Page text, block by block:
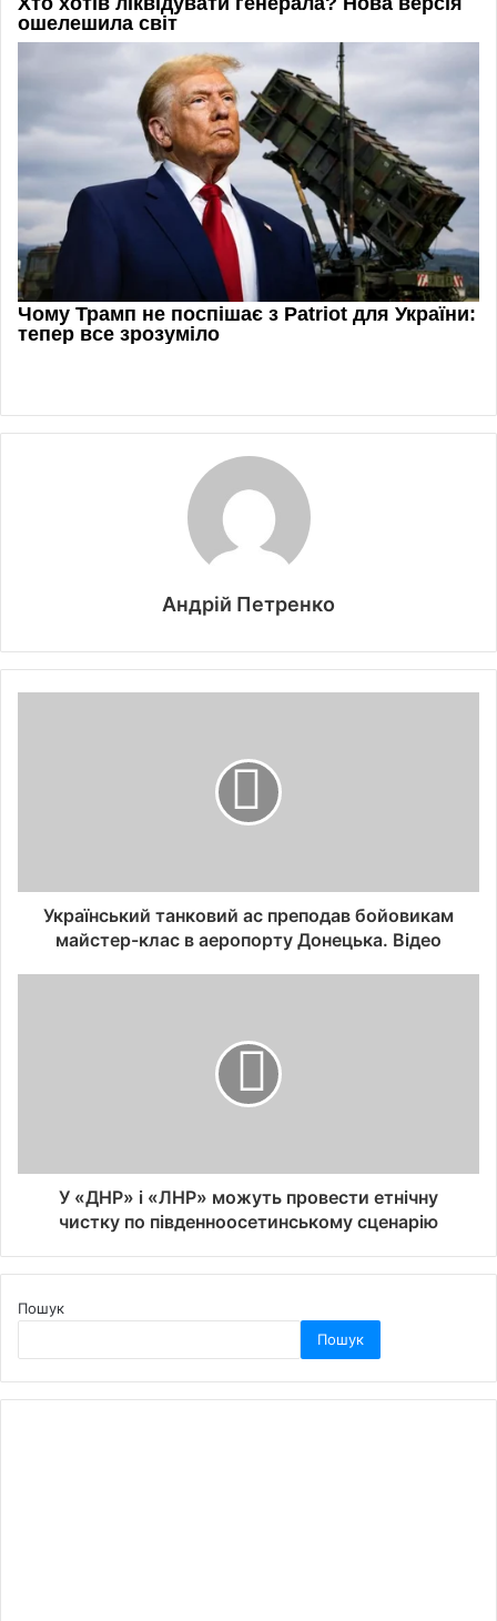
Андрій Петренко
Український танковий ас преподав бойовикам
майстер-клас в аеропорту Донецька. Відео
У «ДНР» і «ЛНР» можуть провести етнічну
чистку по південноосетинському сценарію
Пошук
Пошук